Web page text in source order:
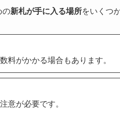
の新札が手に入る場所をいくつ
料がかかる場合もあります。
意が必要です。